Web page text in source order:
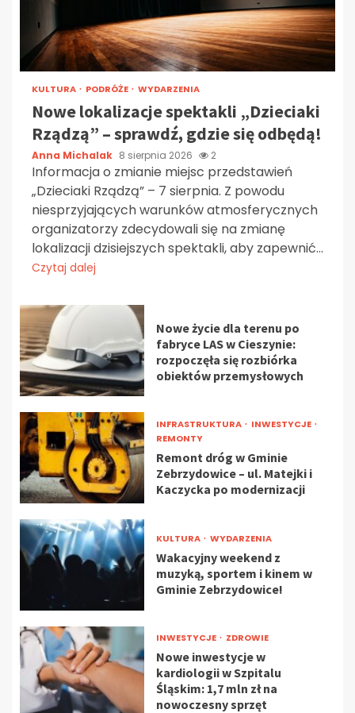
KULTURA PODRÓŻE WYDARZENIA
Nowe lokalizacje spektakli „Dzieciaki
Rządzą” – sprawdź, gdzie się odbędą!
Anna Michalak 8 sierpnia 2026 2
Informacja o zmianie miejsc przedstawień
„Dzieciaki Rządzą” – 7 sierpnia. Z powodu
niesprzyjających warunków atmosferycznych
organizatorzy zdecydowali się na zmianę
lokalizacji dzisiejszych spektakli, aby zapewnić...
Czytaj dalej
Nowe życie dla terenu po
fabryce LAS w Cieszynie:
rozpoczęła się rozbiórka
obiektów przemysłowych
INFRASTRUKTURA
INWESTYCJE
REMONTY
Remont dróg w Gminie
Zebrzydowice – ul. Matejki i
Kaczycka po modernizacji
KULTURA WYDARZENIA
Wakacyjny weekend z
muzyką, sportem i kinem w
Gminie Zebrzydowice!
INWESTYCJE ZDROWIE
Nowe inwestycje w
kardiologii w Szpitalu
Śląskim: 1,7 mln zł na
nowoczesny sprzęt